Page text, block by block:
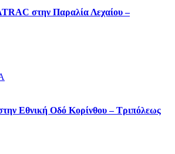
στην Παραλία Λεχαίου –
Εθνική Oδό Κορίνθου – Τριπόλεως